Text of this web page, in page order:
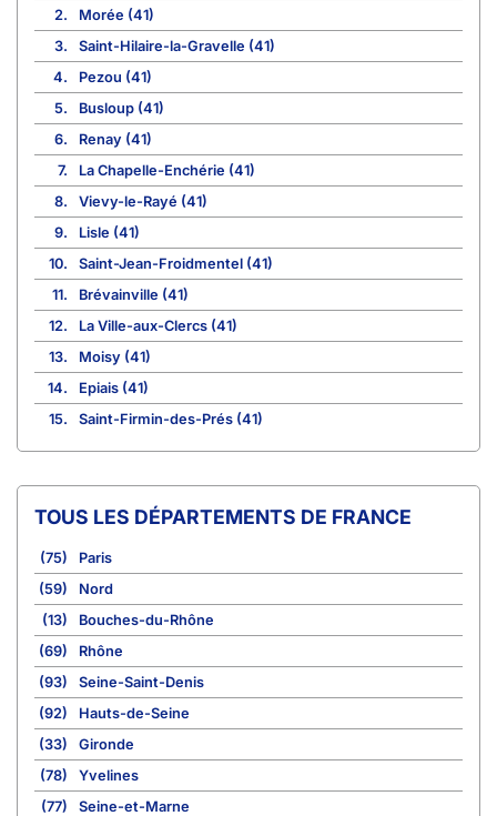
2.
Morée (41)
3.
Saint-Hilaire-la-Gravelle (41)
4.
Pezou (41)
5.
Busloup (41)
6.
Renay (41)
7.
La Chapelle-Enchérie (41)
8.
Vievy-le-Rayé (41)
9.
Lisle (41)
10.
Saint-Jean-Froidmentel (41)
11.
Brévainville (41)
12.
La Ville-aux-Clercs (41)
13.
Moisy (41)
14.
Epiais (41)
15.
Saint-Firmin-des-Prés (41)
TOUS LES DÉPARTEMENTS DE FRANCE
(75)
Paris
(59)
Nord
(13)
Bouches-du-Rhône
(69)
Rhône
(93)
Seine-Saint-Denis
(92)
Hauts-de-Seine
(33)
Gironde
(78)
Yvelines
(77)
Seine-et-Marne